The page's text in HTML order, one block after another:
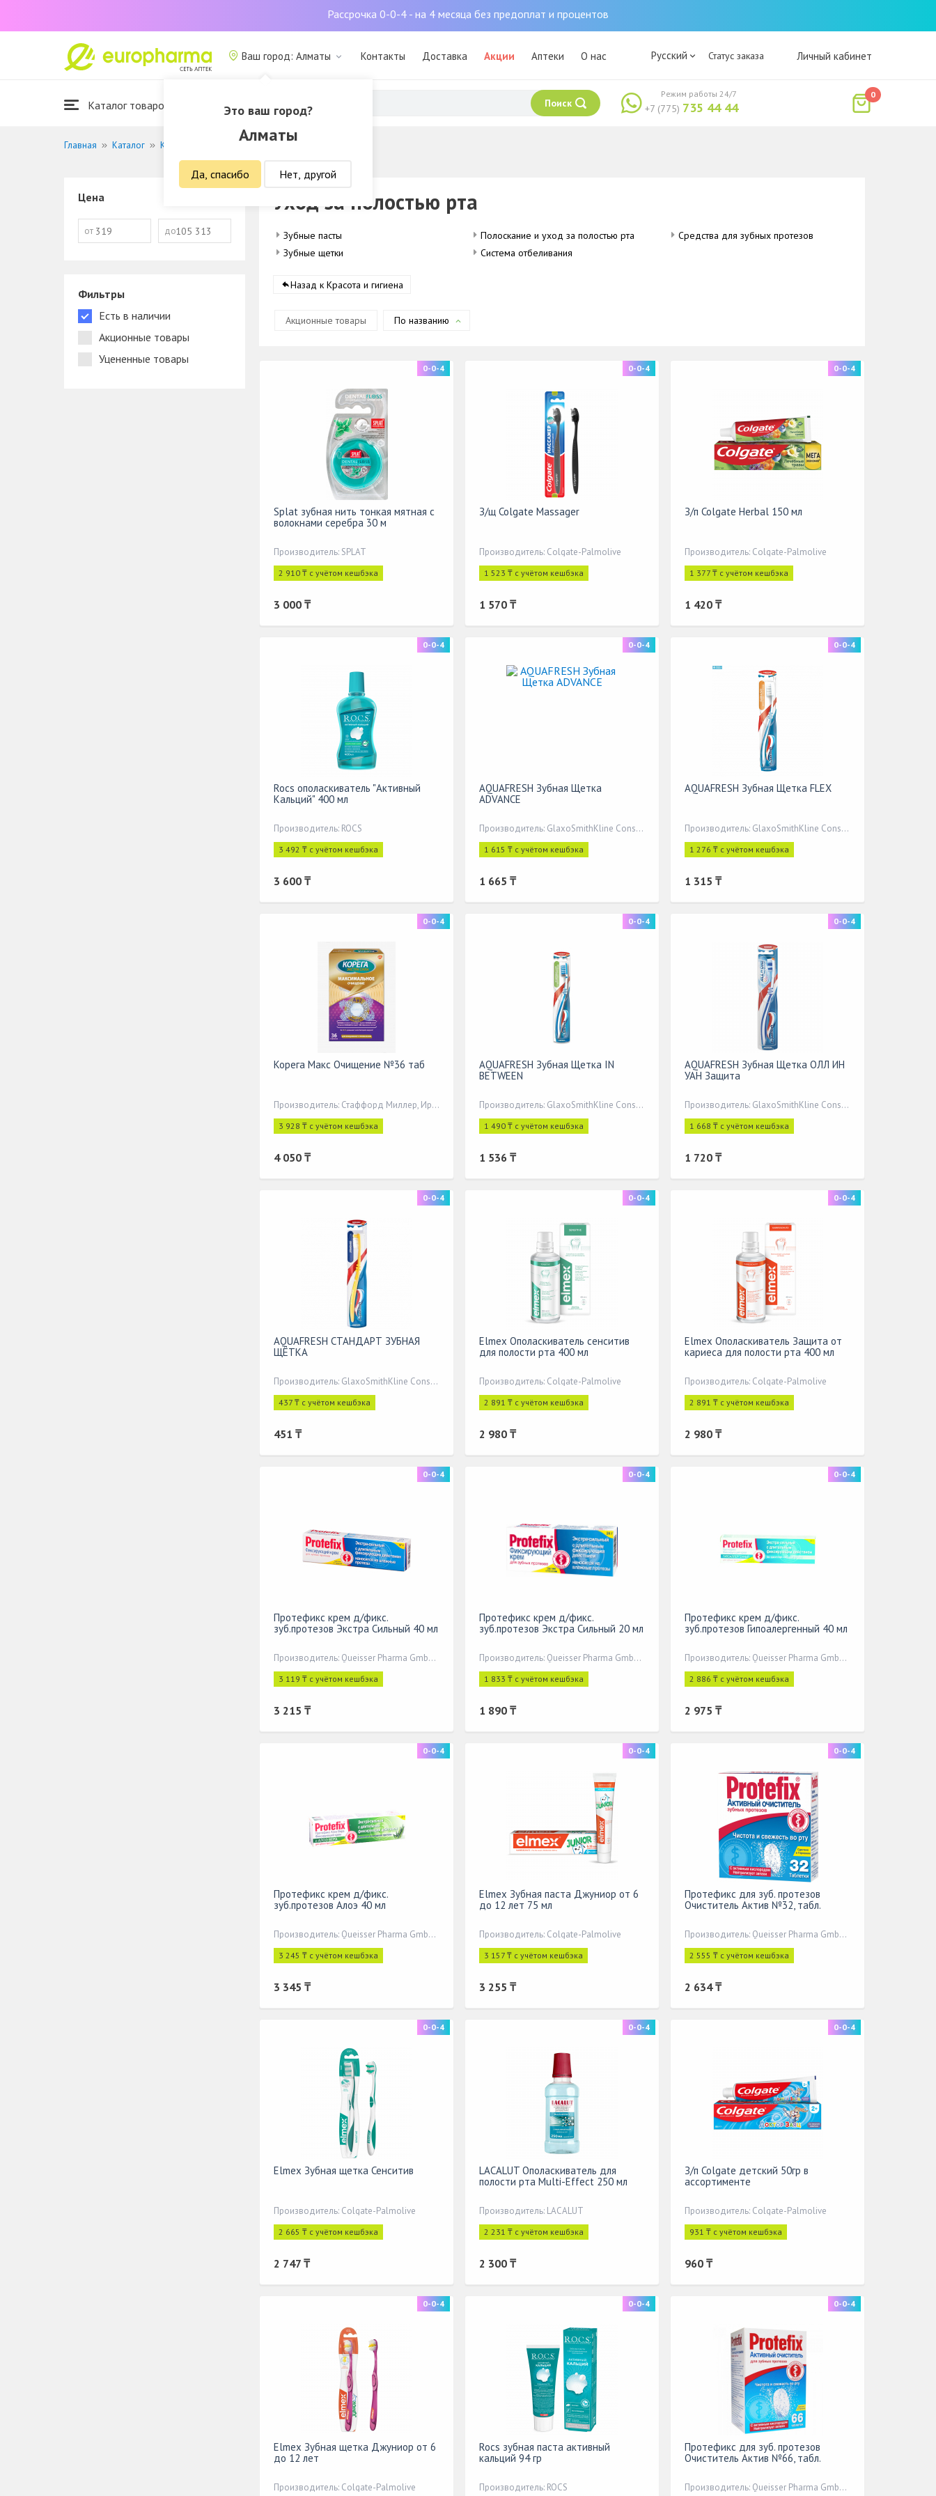
Рассрочка 0-0-4 - на 4 месяца без предоплат и процентов
Ваш город: Алматы
Это ваш город?
Алматы
Да, спасибо Нет, другой
Контакты Доставка Акции Аптеки О нас Русский Статус заказа Личный кабинет
Каталог товаров Поиск +7 (775) 735 44 44
Режим работы 24/7 0
Главная Каталог Красота и гигиена
Цена
от до
Фильтры
Есть в наличии
Акционные товары
Уцененные товары
Уход за полостью рта
Зубные пасты
Зубные щетки
Полоскание и уход за полостью рта
Система отбеливания
Средства для зубных протезов
Назад к Красота и гигиена
Акционные товары По названию
0-0-4
Splat зубная нить тонкая мятная с
волокнами серебра 30 м
Производитель: SPLAT
2 910 ₸ с учётом кешбэка
3 000 ₸
0-0-4
З/щ Colgate Massager
Производитель: Colgate-Palmolive
1 523 ₸ с учётом кешбэка
1 570 ₸
0-0-4
З/п Colgate Herbal 150 мл
Производитель: Colgate-Palmolive
1 377 ₸ с учётом кешбэка
1 420 ₸
0-0-4
Rocs ополаскиватель "Активный
Кальций" 400 мл
Производитель: ROCS
3 492 ₸ с учётом кешбэка
3 600 ₸
0-0-4
AQUAFRESH Зубная Щетка
ADVANCE
Производитель: GlaxoSmithKline Consumer Healthcare
1 615 ₸ с учётом кешбэка
1 665 ₸
0-0-4
AQUAFRESH Зубная Щетка FLEX
Производитель: GlaxoSmithKline Consumer Healthcare
1 276 ₸ с учётом кешбэка
1 315 ₸
0-0-4
Корега Макс Очищение №36 таб
Производитель: Стаффорд Миллер, Ирландия
3 928 ₸ с учётом кешбэка
4 050 ₸
0-0-4
AQUAFRESH Зубная Щетка IN
BETWEEN
Производитель: GlaxoSmithKline Consumer Healthcare
1 490 ₸ с учётом кешбэка
1 536 ₸
0-0-4
AQUAFRESH Зубная Щетка ОЛЛ ИН
УАН Защита
Производитель: GlaxoSmithKline Consumer Healthcare
1 668 ₸ с учётом кешбэка
1 720 ₸
0-0-4
AQUAFRESH СТАНДАРТ ЗУБНАЯ
ЩЁТКА
Производитель: GlaxoSmithKline Consumer Healthcare
437 ₸ с учётом кешбэка
451 ₸
0-0-4
Elmex Ополаскиватель сенситив
для полости рта 400 мл
Производитель: Colgate-Palmolive
2 891 ₸ с учётом кешбэка
2 980 ₸
0-0-4
Elmex Ополаскиватель Защита от
кариеса для полости рта 400 мл
Производитель: Colgate-Palmolive
2 891 ₸ с учётом кешбэка
2 980 ₸
0-0-4
Протефикс крем д/фикс.
зуб.протезов Экстра Сильный 40 мл
Производитель: Queisser Pharma GmbH&Co,
3 119 ₸ с учётом кешбэка
3 215 ₸
0-0-4
Протефикс крем д/фикс.
зуб.протезов Экстра Сильный 20 мл
Производитель: Queisser Pharma GmbH&Co,
1 833 ₸ с учётом кешбэка
1 890 ₸
0-0-4
Протефикс крем д/фикс.
зуб.протезов Гипоалергенный 40 мл
Производитель: Queisser Pharma GmbH&Co,
2 886 ₸ с учётом кешбэка
2 975 ₸
0-0-4
Протефикс крем д/фикс.
зуб.протезов Алоэ 40 мл
Производитель: Queisser Pharma GmbH&Co,
3 245 ₸ с учётом кешбэка
3 345 ₸
0-0-4
Elmex Зубная паста Джуниор от 6
до 12 лет 75 мл
Производитель: Colgate-Palmolive
3 157 ₸ с учётом кешбэка
3 255 ₸
0-0-4
Протефикс для зуб. протезов
Очиститель Актив №32, табл.
Производитель: Queisser Pharma GmbH&Co,
2 555 ₸ с учётом кешбэка
2 634 ₸
0-0-4
Elmex Зубная щетка Сенситив
Производитель: Colgate-Palmolive
2 665 ₸ с учётом кешбэка
2 747 ₸
0-0-4
LACALUT Ополаскиватель для
полости рта Multi-Effect 250 мл
Производитель: LACALUT
2 231 ₸ с учётом кешбэка
2 300 ₸
0-0-4
З/п Colgate детский 50гр в
ассортименте
Производитель: Colgate-Palmolive
931 ₸ с учётом кешбэка
960 ₸
0-0-4
Elmex Зубная щетка Джуниор от 6
до 12 лет
Производитель: Colgate-Palmolive
0-0-4
Rocs зубная паста активный
кальций 94 гр
Производитель: ROCS
0-0-4
Протефикс для зуб. протезов
Очиститель Актив №66, табл.
Производитель: Queisser Pharma GmbH&Co,